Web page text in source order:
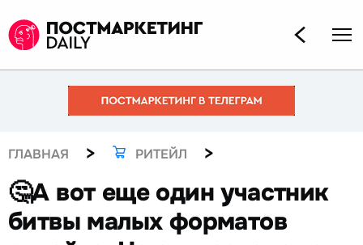
ГЛАВНАЯ > РИТЕЙЛ >
🤔А вот еще один участник
битвы малых форматов